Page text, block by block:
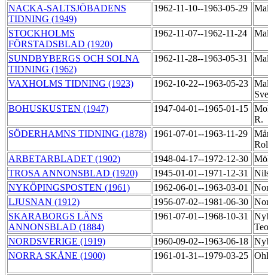
NACKA-SALTSJÖBADENS
TIDNING (1949)
1962-11-10--1963-05-29
STOCKHOLMS
FÖRSTADSBLAD (1920)
1962-11-07--1962-11-24
SUNDBYBERGS OCH SOLNA
TIDNING (1962)
1962-11-28--1963-05-31
VAXHOLMS TIDNING (1923) 1962-10-22--1963-05-23
BOHUSKUSTEN (1947)
1947-04-01--1965-01-15
R.
SÖDERHAMNS TIDNING (1878)
1961-07-01--1963-11-29
ARBETARBLADET (1902)
1948-04-17--1972-12-30
TROSA ANNONSBLAD (1920)
1945-01-01--1971-12-31
NYKÖPINGSPOSTEN (1961)
1962-06-01--1963-03-01
LJUSNAN (1912)
1956-07-02--1981-06-30
SKARABORGS LÄNS
ANNONSBLAD (1884)
1961-07-01--1968-10-31
NORDSVERIGE (1919)
1960-09-02--1963-06-18
NORRA SKÅNE (1900)
1961-01-31--1979-03-25